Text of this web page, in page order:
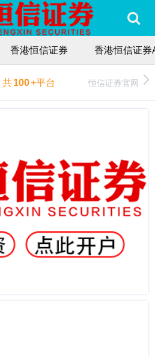
香港恒信证券 香港恒信证券
共100+平台 恒信证券官网